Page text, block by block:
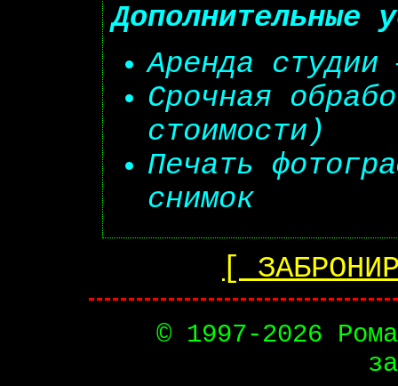
Дополнительные
Аренда
Срочная
стоимости)
Печать
снимок
[
© 1997-2026